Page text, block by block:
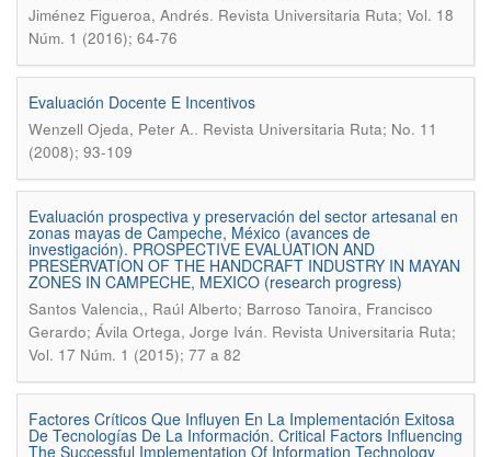
Jiménez Figueroa, Andrés. Revista Universitaria Ruta; Vol. 18
Núm. 1 (2016); 64-76
Evaluación Docente E Incentivos
Wenzell Ojeda, Peter A.. Revista Universitaria Ruta; No. 11
(2008); 93-109
Evaluación prospectiva y preservación del sector artesanal en
zonas mayas de Campeche, México (avances de
investigación). PROSPECTIVE EVALUATION AND
PRESERVATION OF THE HANDCRAFT INDUSTRY IN MAYAN
ZONES IN CAMPECHE, MEXICO (research progress)
Santos Valencia,, Raúl Alberto; Barroso Tanoira, Francisco
Gerardo; Ávila Ortega, Jorge Iván. Revista Universitaria Ruta;
Vol. 17 Núm. 1 (2015); 77 a 82
Factores Críticos Que Influyen En La Implementación Exitosa
De Tecnologías De La Información. Critical Factors Influencing
The Successful Implementation Of Information Technology